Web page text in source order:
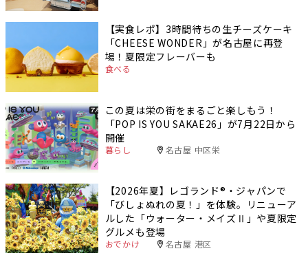
【実食レポ】3時間待ちの生チーズケーキ
「CHEESE WONDER」が名古屋に再登
場！夏限定フレーバーも
食べる
この夏は栄の街をまるごと楽しもう！
「POP IS YOU SAKAE26」が7月22日から
開催
暮らし 名古屋 中区栄
【2026年夏】レゴランド®・ジャパンで
「びしょぬれの夏！」を体験。リニューア
ルした「ウォーター・メイズⅡ」や夏限定
グルメも登場
おでかけ 名古屋 港区